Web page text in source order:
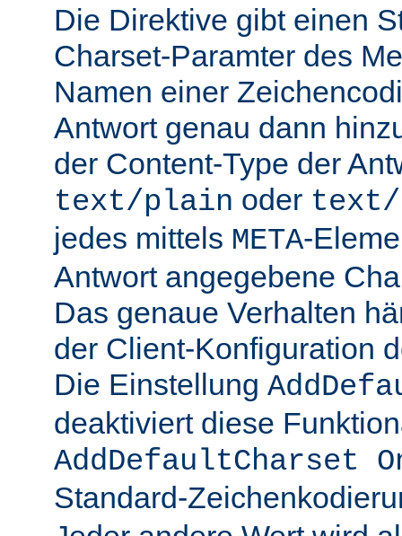
Die Direktive gibt einen
Charset-Paramter des
Namen einer
Antwort genau dann
der Content-Type der
text/plain oder text/
jedes mittels META-
Antwort angegebene
Das genaue Verhalten
der Client-Konfiguration
Die Einstellung
deaktiviert diese
AddDefaultCharset
Standard-